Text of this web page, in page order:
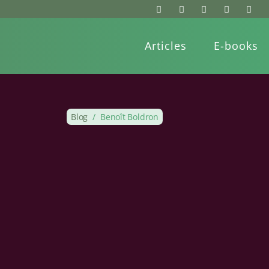
Articles E-books
Blog / Benoît Boldron